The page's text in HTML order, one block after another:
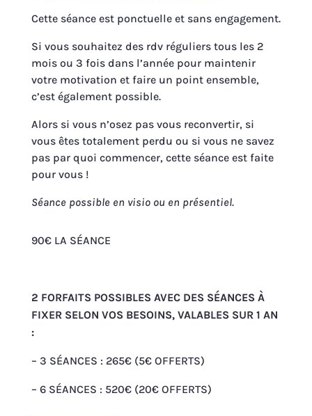
Cette séance est ponctuelle et sans engagement.
Si vous souhaitez des rdv réguliers tous les 2
mois ou 3 fois dans l’année pour maintenir
votre motivation et faire un point ensemble,
c’est également possible.
Alors si vous n’osez pas vous reconvertir, si
vous êtes totalement perdu ou si vous ne savez
pas par quoi commencer, cette séance est faite
pour vous !
Séance possible en visio ou en présentiel.
90€ LA SÉANCE
2 FORFAITS POSSIBLES AVEC DES SÉANCES À
FIXER SELON VOS BESOINS, VALABLES SUR 1 AN
:
– 3 SÉANCES : 265€ (5€ OFFERTS)
– 6 SÉANCES : 520€ (20€ OFFERTS)